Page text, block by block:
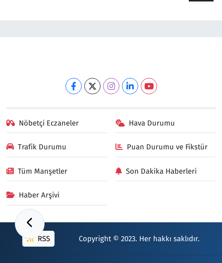
Nöbetçi Eczaneler Hava Durumu
Trafik Durumu Puan Durumu ve Fikstür
Tüm Manşetler Son Dakika Haberleri
Haber Arşivi
RSS Copyright © 2023. Her hakkı saklıdır.